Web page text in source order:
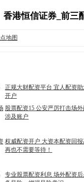
香港恒信证券_前三
地图
正规大财配资平台 宜人配资
开户
股票配资15 公安严厉打击场
涉及账户
权威配资开户 大资本配资回
再也不需要等待！
专业股票配资利息 场外配资